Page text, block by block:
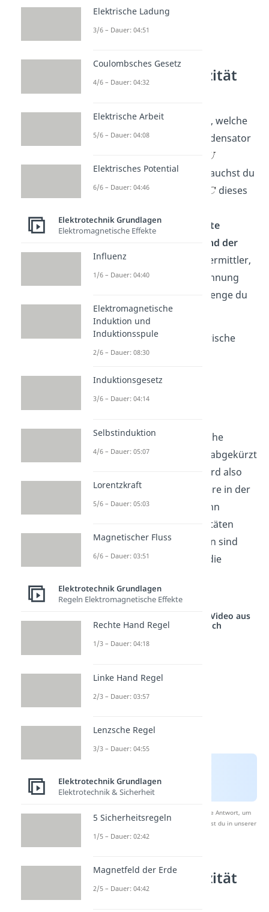
Elektrische Kapazität
Formel
Wenn du wissen möchtest, welche
Ladungsmenge
ein Kondensator
aufnehmen kann, dann brauchst du
dieelektrische Kapazität
dieses
Proportionalitätskonstante
und der
Spannung U
, also der Vermittler,
der dir bei gegebener Spannung
mitteilt, welche Ladungsmenge du
erhältst (und umgekehrt).
Du kannst daher die elektrische
Kapazität C mit der Formel
Hinweis: Oft wird elektrische
Kapazität durch Kapazität abgekürzt
(der Zusatz „elektrisch“ wird also
weggelassen). Insbesondere in der
Elektrotechnik werden dann
als Kapazitäten
bezeichnet. Kondensatoren sind
aber elektrische Bauteile, die
physikalische Größe.
Studyflix vernetzt: Hier ein Video aus
einem anderen Bereich
Nach Beantwortung speichern wir deine Antwort, um
Studyflix zu verbessern. Mehr dazu erfährst du in unserer
Datenschutzerklärung
Elektrische Kapazität
Einheit
Elektrische Ladung
3/6 – Dauer: 04:51
Coulombsches Gesetz
4/6 – Dauer: 04:32
Elektrische Arbeit
5/6 – Dauer: 04:08
Elektrisches Potential
6/6 – Dauer: 04:46
Elektrotechnik Grundlagen
Elektromagnetische Effekte
Influenz
1/6 – Dauer: 04:40
Elektromagnetische
Induktion und
Induktionsspule
2/6 – Dauer: 08:30
Induktionsgesetz
3/6 – Dauer: 04:14
Selbstinduktion
4/6 – Dauer: 05:07
Lorentzkraft
5/6 – Dauer: 05:03
Magnetischer Fluss
6/6 – Dauer: 03:51
Elektrotechnik Grundlagen
Regeln Elektromagnetische Effekte
Rechte Hand Regel
1/3 – Dauer: 04:18
Linke Hand Regel
2/3 – Dauer: 03:57
Lenzsche Regel
3/3 – Dauer: 04:55
Elektrotechnik Grundlagen
Elektrotechnik & Sicherheit
5 Sicherheitsregeln
1/5 – Dauer: 02:42
Magnetfeld der Erde
2/5 – Dauer: 04:42